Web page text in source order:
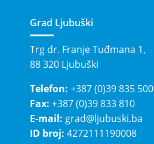
Grad Ljubuški
Trg dr. Franje Tuđmana 1,
88 320 Ljubuški
Telefon: +387 (0)39 835 500
Fax: +387 (0)39 833 810
E-mail: grad@ljubuski.ba
ID broj: 4272111190008